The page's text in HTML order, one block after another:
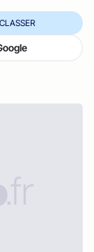
CLASSER